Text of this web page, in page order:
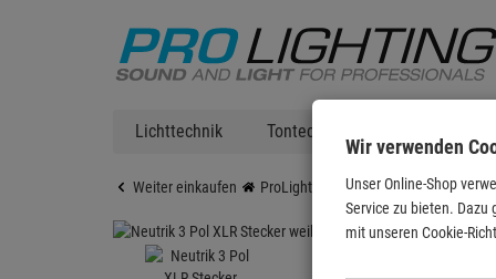
Lichttechnik Tontechnik
Weiter einkaufen ProLighting Zubehör Kabel &
Wir verwenden
Unser Online-Shop
Service zu bieten. Dazu
mit unseren Cookie-